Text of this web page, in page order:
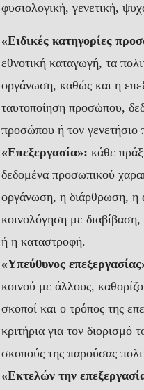
φυσιολογική, γενετική,
«Ειδικές κατηγορίες
εθνοτική καταγωγή, τα
οργάνωση, καθώς και η
ταυτοποίηση προσώπου,
προσώπου ή τον γενετήσιο
«Επεξεργασία»: κάθε
δεδομένα προσωπικού
οργάνωση, η διάρθρωση, η
κοινολόγηση με
ή η καταστροφή.
«Υπεύθυνος
κοινού με άλλους,
σκοποί και ο τρόπος της
κριτήρια για τον
σκοπούς της παρούσας
«Εκτελών την